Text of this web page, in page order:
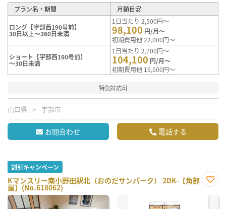
プラン名・期間 月額目安
ロング【宇部西190号前】
30日以上～360日未満
1日当たり 2,500円～
98,100 円/月～
初期費用他 22,000円～
ショート【宇部西190号前】
～30日未満
1日当たり 2,700円～
104,100 円/月～
初期費用他 16,500円～
特急対応可
山口県 宇部市
お問合わせ 電話する
割引キャンペーン
Kマンスリー南小野田駅北（おのだサンパーク） 2DK-【角部
屋】(No.618062)
に入